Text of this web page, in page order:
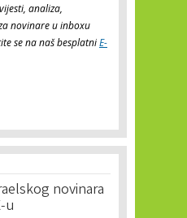
analiza,
novinare u inboxu
se na naš besplatniE-
novinara
u